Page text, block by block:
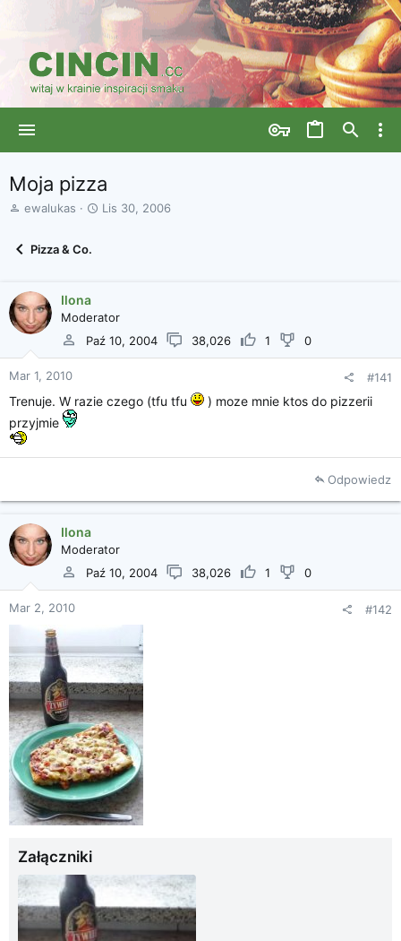
Moja pizza
A
ą
t
k
ewalukas
D
p
o
c
Lis 30, 2006
Pizza & Co.
Ilona
Moderator
Paź 10, 2004
38,026 1 0
Mar 1, 2010 #141
Trenuje. W razie czego (tfu tfu
) moze mnie ktos do pizzerii
przyjmie
Odpowiedz
Ilona
Moderator
Paź 10, 2004
38,026 1 0
Mar 2, 2010 #142
Załączniki